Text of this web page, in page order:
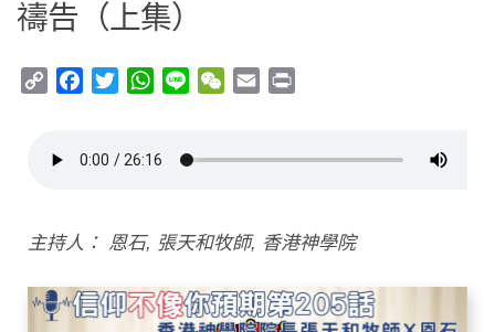
禱告（上集）
Copy
Facebook
TwitterWhatsApp
Line WeChat
Email
主持人： 恩石, 張天和牧師, 香港神學院